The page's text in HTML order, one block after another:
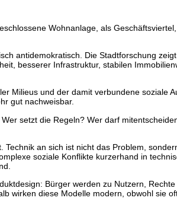
Wohnanlage, als
antidemokratisch. Die Stadtforschung
besserer Infrastruktur, stabilen
Milieus und der damit verbundene soziale
gut nachweisbar.
setzt die Regeln? Wer darf
Technik an sich ist nicht das Problem,
soziale Konflikte kurzerhand in
Bürger werden zu Nutzern,
wirken diese Modelle modern, obwohl sie